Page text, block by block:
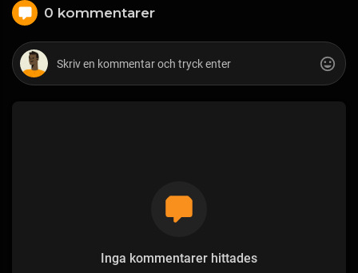
0 kommentarer
Inga kommentarer hittades